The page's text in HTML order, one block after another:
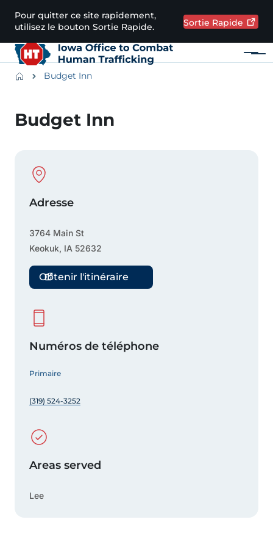
Passer au contenu principal
Pour quitter ce site rapidement,
utilisez le bouton Sortie Rapide.
Sortie Rapide
Menu
Breadcrumbs
Budget Inn
Budget Inn
Physical Location
Adresse
3764 Main St
Keokuk, IA 52632
Obtenir l'itinéraire
Numéros de téléphone
Primaire
(319) 524-3252
Areas served
Lee